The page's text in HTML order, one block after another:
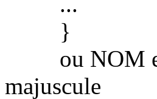
}
ou NOM est
majuscule